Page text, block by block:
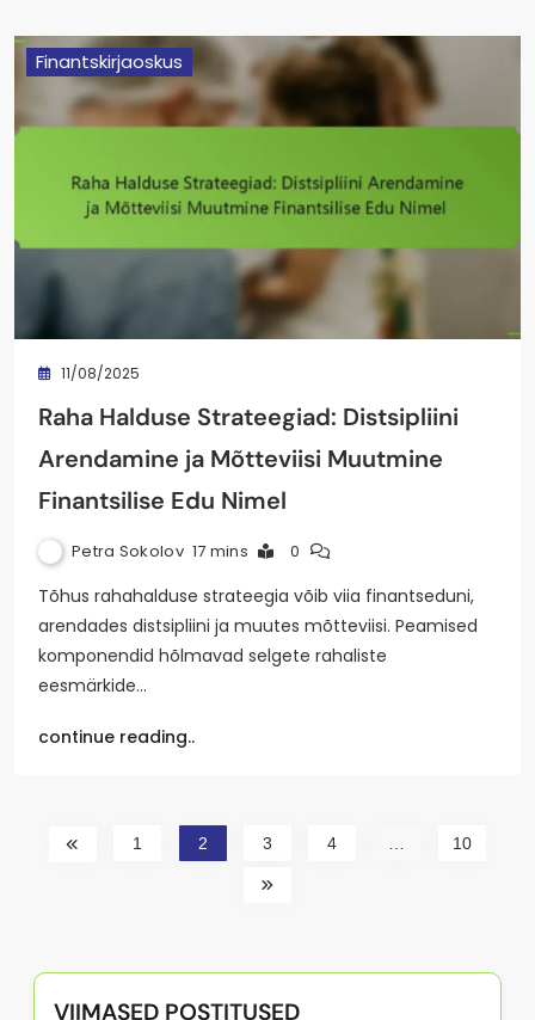
Finantskirjaoskus
11/08/2025
Raha Halduse Strateegiad: Distsipliini
Arendamine ja Mõtteviisi Muutmine
Finantsilise Edu Nimel
Petra Sokolov 17 mins 0
Tõhus rahahalduse strateegia võib viia finantseduni,
arendades distsipliini ja muutes mõtteviisi. Peamised
komponendid hõlmavad selgete rahaliste
eesmärkide…
continue reading..
1 2 3 4 10
VIIMASED POSTITUSED